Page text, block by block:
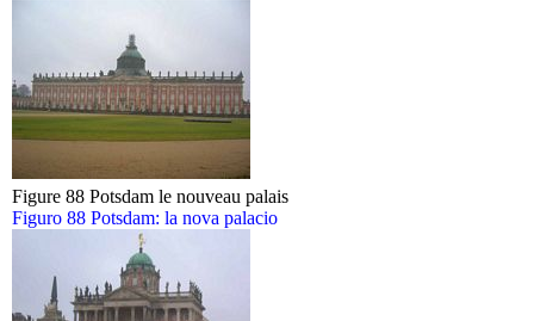
Figure 88 Potsdam le nouveau palais
Figuro 88 Potsdam: la nova palacio